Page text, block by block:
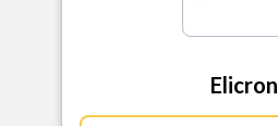
Elicron